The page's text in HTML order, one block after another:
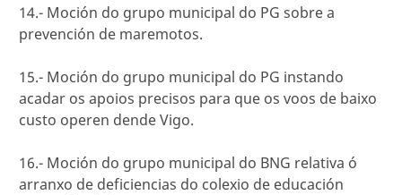
14.- Moción do grupo municipal do PG sobre a
prevención de maremotos.
15.- Moción do grupo municipal do PG instando
acadar os apoios precisos para que os voos de baixo
custo operen dende Vigo.
16.- Moción do grupo municipal do BNG relativa ó
arranxo de deficiencias do colexio de educación